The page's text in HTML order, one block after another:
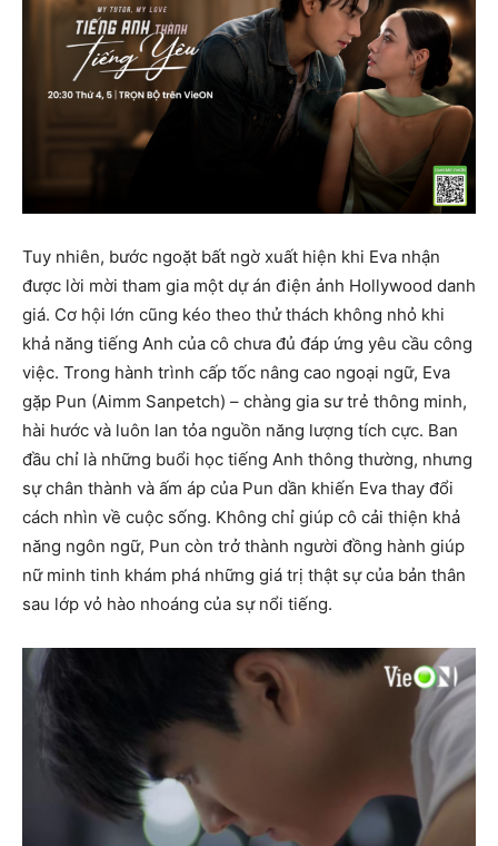
Tuy nhiên, bước ngoặt bất ngờ xuất hiện khi Eva nhận
được lời mời tham gia một dự án điện ảnh Hollywood danh
giá. Cơ hội lớn cũng kéo theo thử thách không nhỏ khi
khả năng tiếng Anh của cô chưa đủ đáp ứng yêu cầu công
việc. Trong hành trình cấp tốc nâng cao ngoại ngữ, Eva
gặp Pun (Aimm Sanpetch) – chàng gia sư trẻ thông minh,
hài hước và luôn lan tỏa nguồn năng lượng tích cực. Ban
đầu chỉ là những buổi học tiếng Anh thông thường, nhưng
sự chân thành và ấm áp của Pun dần khiến Eva thay đổi
cách nhìn về cuộc sống. Không chỉ giúp cô cải thiện khả
năng ngôn ngữ, Pun còn trở thành người đồng hành giúp
nữ minh tinh khám phá những giá trị thật sự của bản thân
sau lớp vỏ hào nhoáng của sự nổi tiếng.